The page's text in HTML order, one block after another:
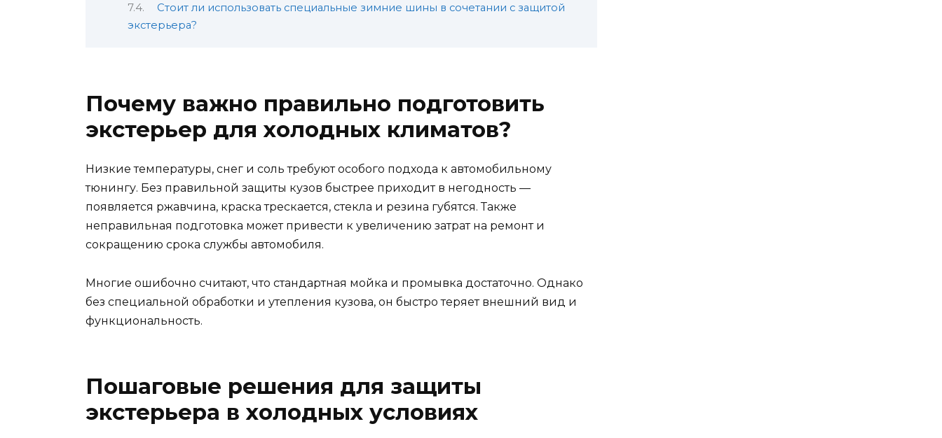
Стоит ли использовать специальные зимние шины в сочетании с защитой
экстерьера?
Почему важно правильно подготовить
экстерьер для холодных климатов?
Низкие температуры, снег и соль требуют особого подхода к автомобильному
тюнингу. Без правильной защиты кузов быстрее приходит в негодность —
появляется ржавчина, краска трескается, стекла и резина губятся. Также
неправильная подготовка может привести к увеличению затрат на ремонт и
сокращению срока службы автомобиля.
Многие ошибочно считают, что стандартная мойка и промывка достаточно. Однако
без специальной обработки и утепления кузова, он быстро теряет внешний вид и
функциональность.
Пошаговые решения для защиты
экстерьера в холодных условиях